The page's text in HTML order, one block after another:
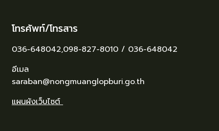
โทรศัพท์/โทรสาร
036-648042,098-827-8010 / 036-648042
อีเมล
saraban@nongmuanglopburi.go.th
แผนผังเว็บไซต์